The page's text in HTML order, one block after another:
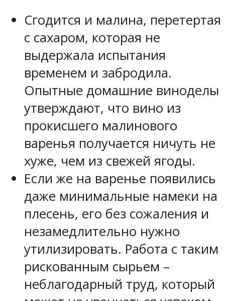
Сгодится и малина, перетертая
с сахаром, которая не
выдержала испытания
временем и забродила.
Опытные домашние виноделы
утверждают, что вино из
прокисшего малинового
варенья получается ничуть не
хуже, чем из свежей ягоды.
Если же на варенье появились
даже минимальные намеки на
плесень, его без сожаления и
незамедлительно нужно
утилизировать. Работа с таким
рискованным сырьем –
неблагодарный труд, который